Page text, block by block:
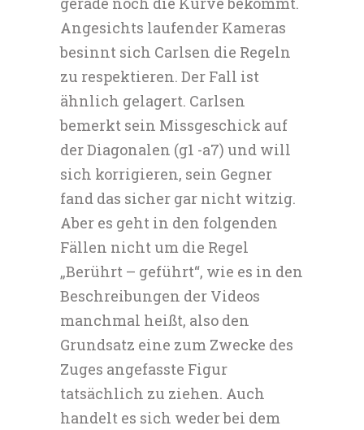
Angesichts laufender Kameras
besinnt sich Carlsen die Regeln
zu respektieren. Der Fall ist
ähnlich gelagert. Carlsen
bemerkt sein Missgeschick auf
der Diagonalen (g1 -a7) und will
sich korrigieren, sein Gegner
fand das sicher gar nicht witzig.
Aber es geht in den folgenden
Fällen nicht um die Regel
„Berührt – geführt“, wie es in den
Beschreibungen der Videos
manchmal heißt, also den
Grundsatz eine zum Zwecke des
Zuges angefasste Figur
tatsächlich zu ziehen. Auch
handelt es sich weder bei dem